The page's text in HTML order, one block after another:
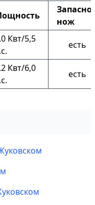
нож
Квт/5,5
есть
Квт/6,0
есть